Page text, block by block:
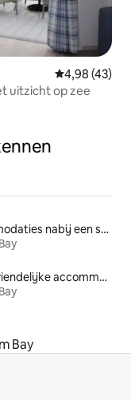
Gemiddelde
4,98 (43)
uitzicht op zee
Accommodaties nabij een strand
Gezinsvriendelijke accommodaties
Bay